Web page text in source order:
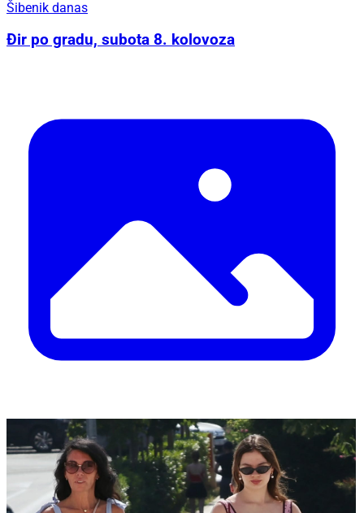
Šibenik danas
Đir po gradu, subota 8. kolovoza